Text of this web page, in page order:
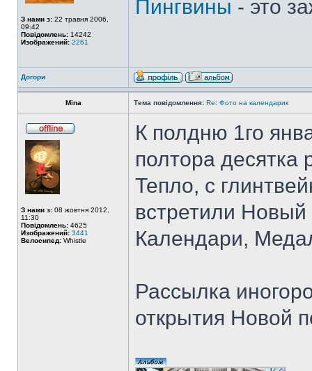
З нами з: 22 травня 2006,
09:42
Повідомлень: 14242
Изображений: 2261
Пингвины - это
Догори
Mina Тема повідомлення: Re: Фото на календарик
З нами з: 08 жовтня 2012,
11:30
Повідомлень: 4625
Изображений: 3441
Велосипед: Whistle
К полдню 1го
полтора десятка
Тепло, с
встретили Новый
Календари,
Рассылка
открытия Новой